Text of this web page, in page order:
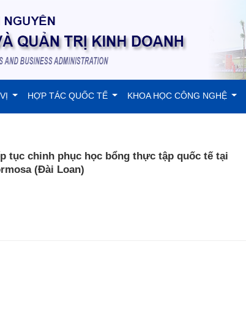
HỢP TÁC QUỐC TẾ KHOA HỌC CÔNG NGHỆ
tục chinh phục học bổng thực tập quốc tế tại
(Đài Loan)